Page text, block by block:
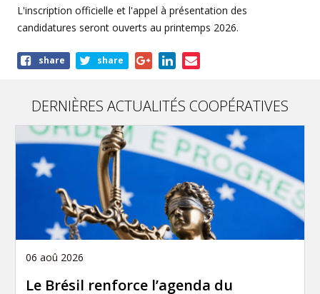
L'inscription officielle et l'appel à présentation des
candidatures seront ouverts au printemps 2026.
Shareshare share
DERNIÈRES ACTUALITÉS COOPÉRATIVES
06 aoû 2026
Le Brésil renforce l’agenda du